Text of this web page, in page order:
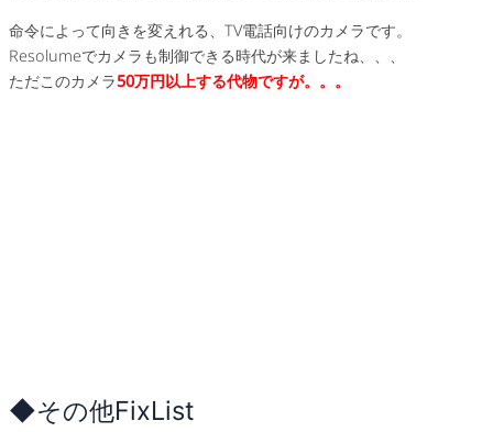
命令によって向きを変えれる、TV電話向けのカメラです。
Resolumeでカメラも制御できる時代が来ましたね、、、
ただこのカメラ50万円以上する代物ですが。。。
◆その他FixList